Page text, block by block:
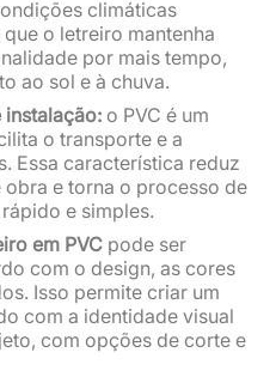
climáticas
o letreiro mantenha
por mais tempo,
ao sol e à chuva.
instalação:o PVC é um
o transporte e a
Essa característica reduz
e torna o processo de
e simples.
em PVC pode ser
com o design, as cores
Isso permite criar um
com a identidade visual
com opções de corte e